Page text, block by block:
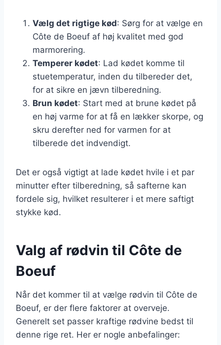
Vælg det rigtige kød: Sørg for at vælge en
Côte de Boeuf af høj kvalitet med god
marmorering.
Temperer kødet: Lad kødet komme til
stuetemperatur, inden du tilbereder det,
for at sikre en jævn tilberedning.
Brun kødet: Start med at brune kødet på
en høj varme for at få en lækker skorpe, og
skru derefter ned for varmen for at
tilberede det indvendigt.
Det er også vigtigt at lade kødet hvile i et par
minutter efter tilberedning, så safterne kan
fordele sig, hvilket resulterer i et mere saftigt
stykke kød.
Valg af rødvin til Côte de
Boeuf
Når det kommer til at vælge rødvin til Côte de
Boeuf, er der flere faktorer at overveje.
Generelt set passer kraftige rødvine bedst til
denne rige ret. Her er nogle anbefalinger: